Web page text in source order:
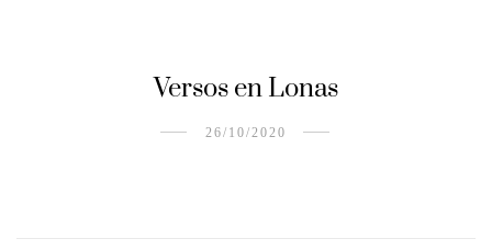
Versos en Lonas
26/10/2020